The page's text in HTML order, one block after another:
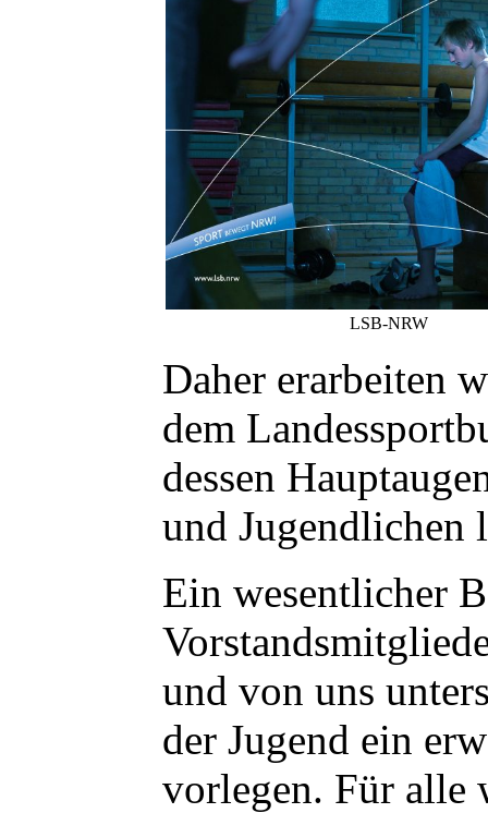
LSB-NRW
Daher erarbeiten
dem
dessen
und
Ein wesentlicher
und von uns
der Jugend ein
vorlegen. Für alle